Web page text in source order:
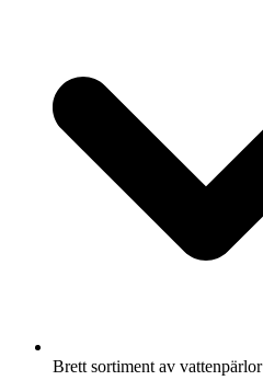
Brett sortiment av vattenpärlor